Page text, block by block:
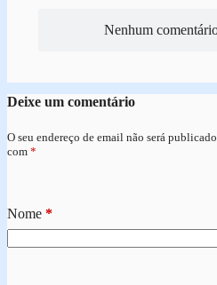
Nenhum
Deixe um comentário
O seu endereço de email não será
com *
Nome *